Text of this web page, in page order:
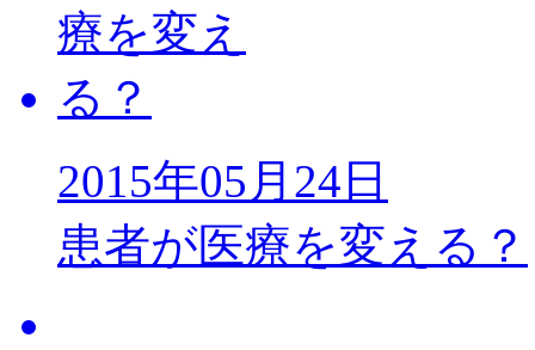
2015年05月24日
患者が医療を変える？